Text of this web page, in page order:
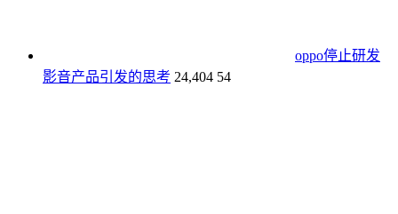
oppo停止研发
影音产品引发的思考 24,404 54